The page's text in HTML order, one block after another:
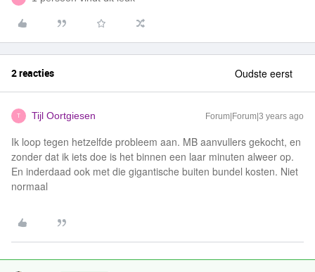
2 reacties Oudste eerst
T Tijl Oortgiesen Forum|Forum|3 years ago
Ik loop tegen hetzelfde probleem aan. MB aanvullers gekocht, en
zonder dat ik iets doe is het binnen een laar minuten alweer op.
En inderdaad ook met die gigantische buiten bundel kosten. Niet
normaal